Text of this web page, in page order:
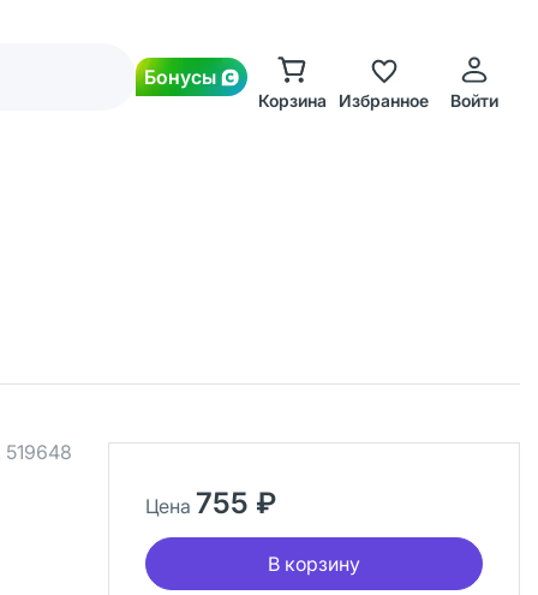
Бонусы
Корзина Избранное Войти
519648
Цена 755 ₽
В корзину